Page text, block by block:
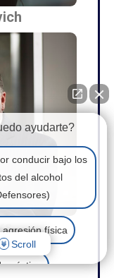
ayudarte?
conducir bajo los
del alcohol
agresión física
Scroll